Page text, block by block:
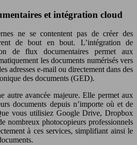
et intégration cloud
ne se contentent pas de créer des
de bout en bout. L’intégration de
de flux documentaires permet aux
les documents numérisés vers
adresses e-mail ou directement dans des
des documents (GED).
autre avancée majeure. Elle permet aux
documents depuis n’importe où et de
vous utilisiez Google Drive, Dropbox
nombreux photocopieurs professionnels
à ces services, simplifiant ainsi le